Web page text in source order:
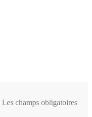
Les champs obligatoires